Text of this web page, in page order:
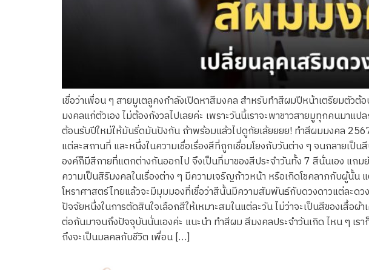
เชื่อว่าเพื่อน ๆ สายมูเตลูคงกำลังเปิดหาสีมงคล สำหรับทำสีผมปีหน้าเตรียมตัว
มงคลแก่ตัวเอง ไม่ต้องกังวลไปเลยค่ะ เพราะวันนี้เราจะพาชาวสายมูทุกคนมา
ต้อนรับปีใหม่ให้มันริ่ดมันปังกัน ถ้าพร้อมแล้วไปดูกัยเล้ยยยย! ทำสีผมมงคล
แต่ละสถานที่ และหนึ่งในความเชื่อเรื่องสีที่ถูกเชื่อมโยงกับวันต่าง ๆ จนกลายเป็
องค์ก็มีสีกายที่แตกต่างกันออกไป จึงเป็นที่มาของสีประจำวันทั้ง 7 สีนั่นเอง แถม
ความเป็นสิริมงคลในเรื่องต่าง ๆ มีความเจริญก้าวหน้า หรือเกิดโชคลาภกับผู้นั้น
โหราศาสตร์ไทยแล้วจะมีมุมมองที่เชื่อว่าสีนั้นมีความสัมพันธ์กับดวงดาวแต่ละด
ปัจจัยหนึ่งในการตัดสินใจเลือกสีให้เหมาะสมในแต่ละวัน ไม่ว่าจะเป็นสีของเสื้อ
ต่อกันมาจนถึงปัจจุบันนั่นเองค่ะ แนะนำ ทำสีผม สีมงคลประจำวันเกิด ไหน ๆ เร
ถึงจะเป็นมลคลกับชีวิต เพื่อน […]